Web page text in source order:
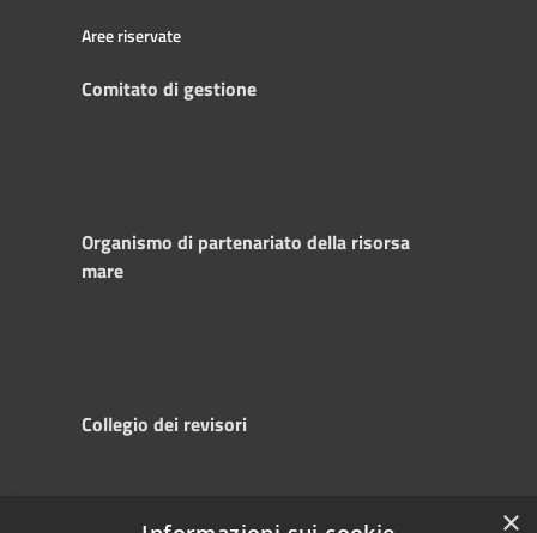
Aree riservate
Comitato di gestione
Organismo di partenariato della risorsa
mare
Collegio dei revisori
×